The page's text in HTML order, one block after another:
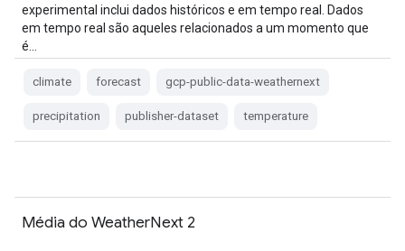
experimental inclui dados históricos e em tempo real. Dados
em tempo real são aqueles relacionados a um momento que
é…
climate forecast gcp-public-data-weathernext
precipitation publisher-dataset temperature
Média do WeatherNext 2